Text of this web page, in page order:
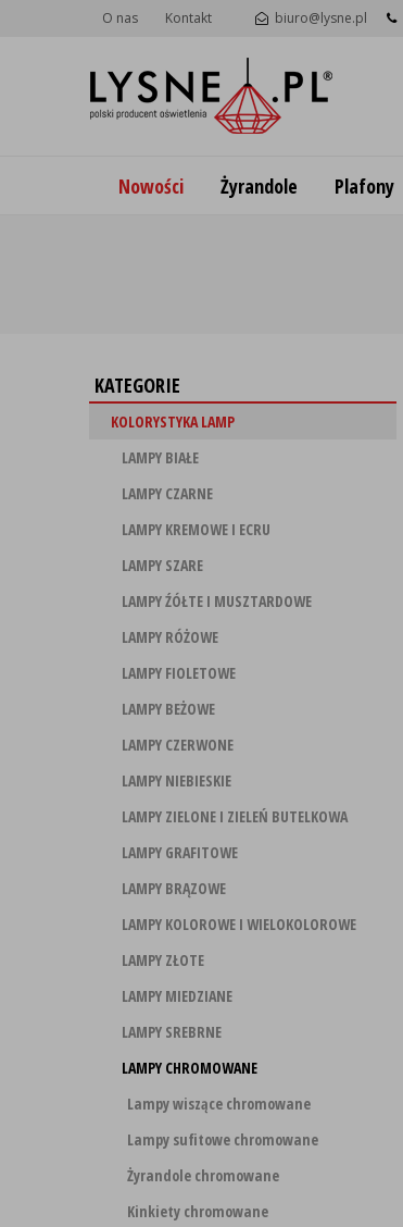
O nas Kontakt biuro@lysne.pl
Nowości Żyrandole Plafony
KATEGORIE
KOLORYSTYKA LAMP
LAMPY BIAŁE
LAMPY CZARNE
LAMPY KREMOWE I ECRU
LAMPY SZARE
LAMPY ŹÓŁTE I MUSZTARDOWE
LAMPY RÓŻOWE
LAMPY FIOLETOWE
LAMPY BEŻOWE
LAMPY CZERWONE
LAMPY NIEBIESKIE
LAMPY ZIELONE I ZIELEŃ BUTELKOWA
LAMPY GRAFITOWE
LAMPY BRĄZOWE
LAMPY KOLOROWE I WIELOKOLOROWE
LAMPY ZŁOTE
LAMPY MIEDZIANE
LAMPY SREBRNE
LAMPY CHROMOWANE
Lampy wiszące chromowane
Lampy sufitowe chromowane
Żyrandole chromowane
Kinkiety chromowane